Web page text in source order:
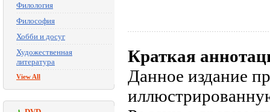
Филология
Философия
Хобби и досуг
Художественная
литература
View All
Краткая
Данное издание